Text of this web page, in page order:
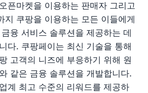
픈마켓을 이용하는 판매자 그리고
지 쿠팡을 이용하는 모든 이들에게
융 서비스 솔루션을 제공하는 데
다. 쿠팡페이는 최신 기술을 통해
고객의 니즈에 부응하기 위해 원
같은 금융 솔루션을 개발합니다.
계 최고 수준의 리워드를 제공하